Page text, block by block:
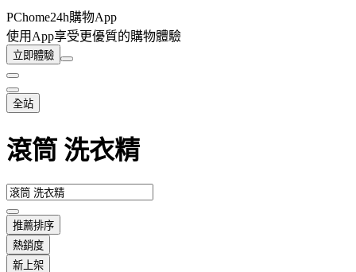
PChome24h購物App
使用App享受更優質的購物體驗
立即體驗
全站
滾筒 洗衣精
推薦排序
熱銷度
新上架